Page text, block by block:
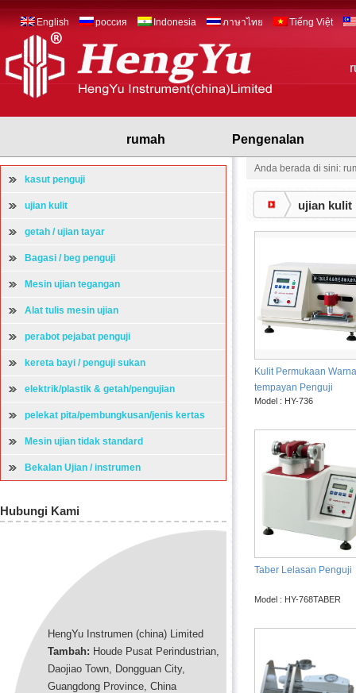
Tiếng Việt
ภาษาไทย
Indonesia
россия
English
rumah Pengenalan
kasut penguji
ujian kulit
getah / ujian tayar
Bagasi / beg penguji
Mesin ujian tegangan
Alat tulis mesin ujian
perabot pejabat penguji
kereta bayi / penguji sukan
elektrik/plastik & getah/pengujian
perkakasan
pelekat pita/pembungkusan/jenis kertas
mesin ujian
Mesin ujian tidak standard
Bekalan Ujian / instrumen
Hubungi Kami
HengYu Instrumen (china) Limited
Tambah: Houde Pusat Perindustrian,
Daojiao Town, Dongguan City,
Guangdong Province, China
Anda berada di sini:
ujian kulit
Kulit Permukaan Warna
tempayan Penguji
Model : HY-736
Taber Lelasan Penguji
Model : HY-768TABER